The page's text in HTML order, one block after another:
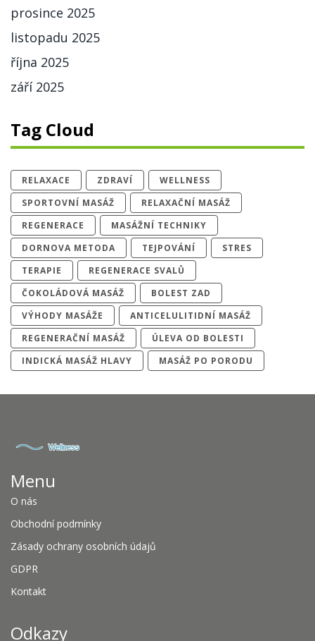
prosince 2025
listopadu 2025
října 2025
září 2025
Tag Cloud
RELAXACE ZDRAVÍ
WELLNESS
SPORTOVNÍ MASÁŽ
RELAXAČNÍ MASÁŽ
REGENERACE
MASÁŽNÍ TECHNIKY
DORNOVA METODA
TEJPOVÁNÍ
STRES
TERAPIE
REGENERACE SVALŮ
ČOKOLÁDOVÁ MASÁŽ
BOLEST ZAD
VÝHODY MASÁŽE
ANTICELULITIDNÍ MASÁŽ
REGENERAČNÍ MASÁŽ
ÚLEVA OD BOLESTI
INDICKÁ MASÁŽ HLAVY
MASÁŽ PO PORODU
Menu
O nás
Obchodní podmínky
Zásady ochrany osobních údajů
GDPR
Kontakt
Odkazy